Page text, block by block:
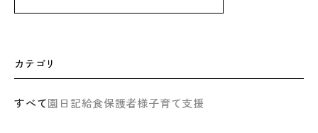
カテゴリ
すべて園日記給食保護者様子育て支援